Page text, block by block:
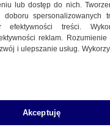
i zdjęcia
dojść mniej więcej
nastąpiło
lub dostęp do nich.
spersonalizowanych
efektywności treści.
reklam.
i ulepszanie usług.
Akceptuję